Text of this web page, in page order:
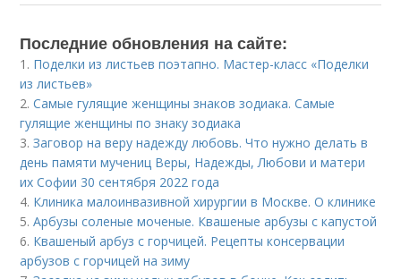
Последние обновления на сайте:
1. Поделки из листьев поэтапно. Мастер-класс «Поделки
из листьев»
2.Самые гулящие женщины знаков зодиака. Самые
гулящие женщины по знаку зодиака
3.Заговор на веру надежду любовь. Что нужно делать в
день памяти мучениц Веры, Надежды, Любови и матери
их Софии 30 сентября 2022 года
4. Клиника малоинвазивной хирургии в Москве. О клинике
5.Арбузы соленые моченые. Квашеные арбузы с капустой
6. Квашеный арбуз с горчицей. Рецепты консервации
арбузов с горчицей на зиму